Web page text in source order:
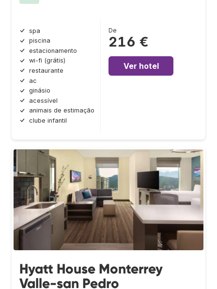
spa
piscina
estacionamento
wi-fi (grátis)
restaurante
ac
ginásio
acessível
animais de estimação
clube infantil
De
216 €
Ver hotel
Hyatt House Monterrey
Valle-san Pedro